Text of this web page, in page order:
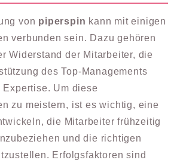
von piperspin kann mit einigen
verbunden sein. Dazu gehören
Widerstand der Mitarbeiter, die
des Top-Managements
Um diese
zu meistern, ist es wichtig, eine
die Mitarbeiter frühzeitig
und die richtigen
Erfolgsfaktoren sind